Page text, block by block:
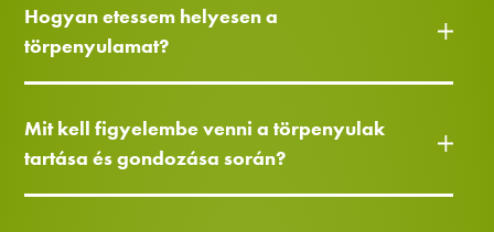
Hogyan etessem helyesen a
törpenyulamat?
Mit kell figyelembe venni a törpenyulak
tartása és gondozása során?